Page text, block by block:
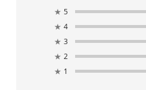
※長時間濡れたままにしておく
ます。洗濯後は形を整えてす
★ 5
★ 4
★ 3
★ 2
★ 1